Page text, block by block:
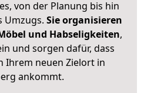
von der Planung bis hin
Umzugs. Sie organisieren
und Habseligkeiten,
und sorgen dafür, dass
Ihrem neuen Zielort in
ankommt.